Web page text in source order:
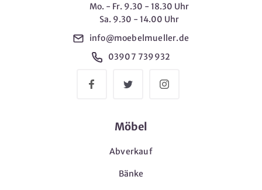
Mo. - Fr. 9.30 - 18.30 Uhr
Sa. 9.30 - 14.00 Uhr
info@moebelmueller.de
03907 739932
Möbel
Abverkauf
Bänke